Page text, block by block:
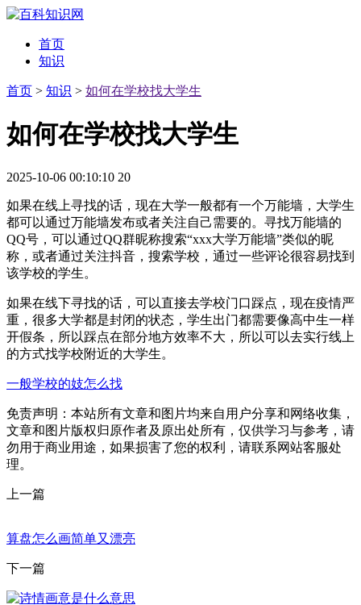
首页
知识
首页 > 知识 > 如何在学校找大学生
如何在学校找大学生
2025-10-06 00:10:10 20
如果在线上寻找的话，现在大学一般都有一个万能墙，大学生
都可以通过万能墙发布或者关注自己需要的。寻找万能墙的
QQ号，可以通过QQ群昵称搜索“xxx大学万能墙”类似的昵
称，或者通过关注抖音，搜索学校，通过一些评论很容易找到
该学校的学生。
如果在线下寻找的话，可以直接去学校门口踩点，现在疫情严
重，很多大学都是封闭的状态，学生出门都需要像高中生一样
开假条，所以踩点在部分地方效率不大，所以可以去实行线上
的方式找学校附近的大学生。
一般学校的妓怎么找
免责声明：本站所有文章和图片均来自用户分享和网络收集，
文章和图片版权归原作者及原出处所有，仅供学习与参考，请
勿用于商业用途，如果损害了您的权利，请联系网站客服处
理。
上一篇
算盘怎么画简单又漂亮
下一篇